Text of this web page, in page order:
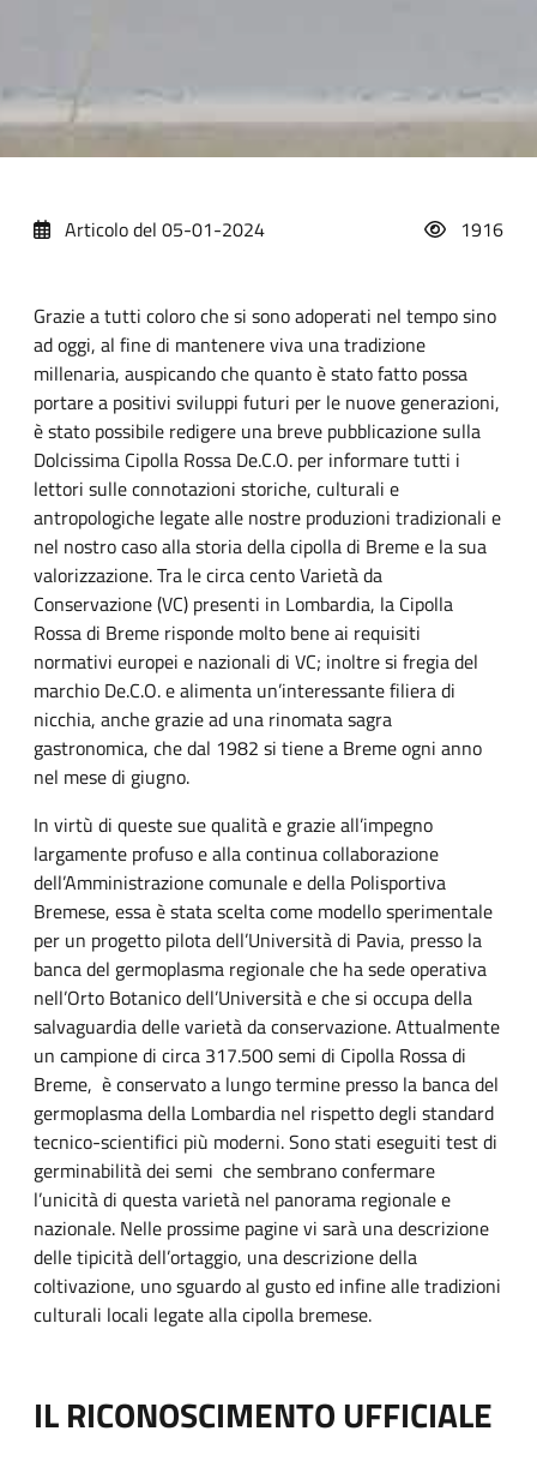
Articolo del 05-01-2024 1916
Grazie a tutti coloro che si sono adoperati nel tempo sino
ad oggi, al fine di mantenere viva una tradizione
millenaria, auspicando che quanto è stato fatto possa
portare a positivi sviluppi futuri per le nuove generazioni,
è stato possibile redigere una breve pubblicazione sulla
Dolcissima Cipolla Rossa De.C.O. per informare tutti i
lettori sulle connotazioni storiche, culturali e
antropologiche legate alle nostre produzioni tradizionali e
nel nostro caso alla storia della cipolla di Breme e la sua
valorizzazione. Tra le circa cento Varietà da
Conservazione (VC) presenti in Lombardia, la Cipolla
Rossa di Breme risponde molto bene ai requisiti
normativi europei e nazionali di VC; inoltre si fregia del
marchio De.C.O. e alimenta un’interessante filiera di
nicchia, anche grazie ad una rinomata sagra
gastronomica, che dal 1982 si tiene a Breme ogni anno
nel mese di giugno.
In virtù di queste sue qualità e grazie all’impegno
largamente profuso e alla continua collaborazione
dell’Amministrazione comunale e della Polisportiva
Bremese, essa è stata scelta come modello sperimentale
per un progetto pilota dell’Università di Pavia, presso la
banca del germoplasma regionale che ha sede operativa
nell’Orto Botanico dell’Università e che si occupa della
salvaguardia delle varietà da conservazione. Attualmente
un campione di circa 317.500 semi di Cipolla Rossa di
Breme, è conservato a lungo termine presso la banca del
germoplasma della Lombardia nel rispetto degli standard
tecnico-scientifici più moderni. Sono stati eseguiti test di
germinabilità dei semi che sembrano confermare
l’unicità di questa varietà nel panorama regionale e
nazionale. Nelle prossime pagine vi sarà una descrizione
delle tipicità dell’ortaggio, una descrizione della
coltivazione, uno sguardo al gusto ed infine alle tradizioni
culturali locali legate alla cipolla bremese.
IL RICONOSCIMENTO UFFICIALE